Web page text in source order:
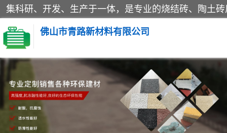
佛山市青路新材料有限公司